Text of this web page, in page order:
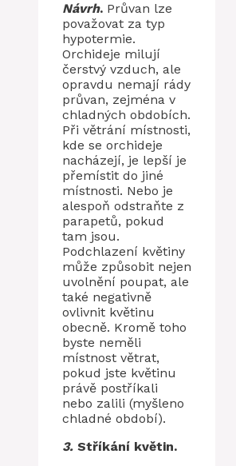
Návrh. Průvan lze
považovat za typ
hypotermie.
Orchideje milují
čerstvý vzduch, ale
opravdu nemají rády
průvan, zejména v
chladných obdobích.
Při větrání místnosti,
kde se orchideje
nacházejí, je lepší je
přemístit do jiné
místnosti. Nebo je
alespoň odstraňte z
parapetů, pokud
tam jsou.
Podchlazení květiny
může způsobit nejen
uvolnění poupat, ale
také negativně
ovlivnit květinu
obecně. Kromě toho
byste neměli
místnost větrat,
pokud jste květinu
právě postříkali
nebo zalili (myšleno
chladné období).
3. Stříkání květin.